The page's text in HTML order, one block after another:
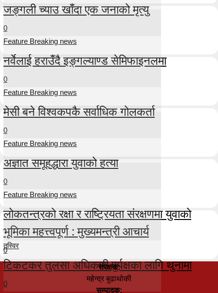
जङ्गली च्याउ खाँदा एक जनाको मृत्यु
0
Feature Breaking news
नर्वेलाई हराउँदै इङ्गल्याण्ड सेमिफाइनलमा
0
Feature Breaking news
मेसी बने विश्वकपकै सर्वाधिक गोलकर्ता
0
Feature Breaking news
अज्ञात समूहद्धारा युवाको हत्या
0
Feature Breaking news
लोकतन्त्रको रक्षा र राष्ट्रियता संरक्षणमा युवाको
भूमिका महत्त्वपूर्ण : मुख्यमन्त्री आचार्य
0
तस्विर
टिकटकर तुलसा अधिकारी पुर्पक्षका लागि थुनामा
0
संरक्षक:
महेन्द्र बुढाथोकी
सम्पादक: